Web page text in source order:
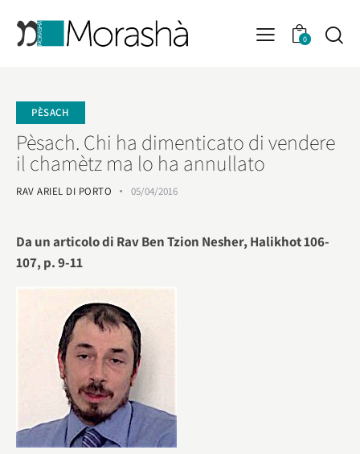
0
PÈSACH
Pèsach. Chi ha dimenticato di vendere
il chamètz ma lo ha annullato
RAV ARIEL DI PORTO 05/04/2016
Da un articolo di Rav Ben Tzion Nesher, Halikhot 106-
107, p. 9-11